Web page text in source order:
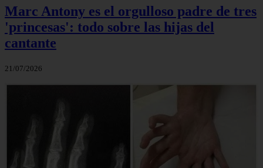
Marc Antony es el orgulloso padre de tres
'princesas': todo sobre las hijas del
cantante
21/07/2026